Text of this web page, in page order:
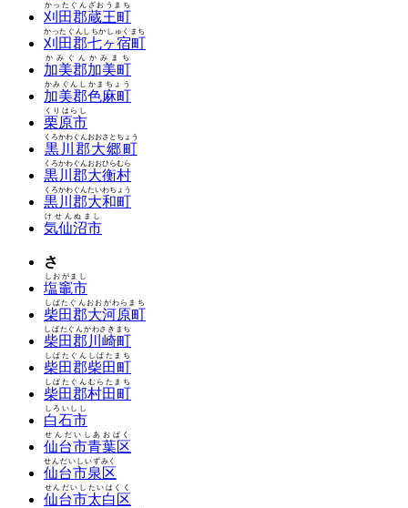
刈田郡蔵王町
かったぐんざおうまち
刈田郡七ヶ宿町
かったぐんしちかしゅくまち
加美郡加美町
かみぐんかみまち
加美郡色麻町
かみぐんしかまちょう
栗原市
くりはらし
黒川郡大郷町
くろかわぐんおおさとちょう
黒川郡大衡村
くろかわぐんおおひらむら
黒川郡大和町
くろかわぐんたいわちょう
気仙沼市
けせんぬまし
さ
塩竈市
しおがまし
柴田郡大河原町
しばたぐんおおがわらまち
柴田郡川崎町
しばたぐんかわさきまち
柴田郡柴田町
しばたぐんしばたまち
柴田郡村田町
しばたぐんむらたまち
白石市
しろいしし
仙台市青葉区
せんだいしあおばく
仙台市泉区
せんだいしいずみく
仙台市太白区
せんだいしたいはくく